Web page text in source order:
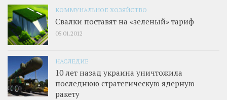
КОММУНАЛЬНОЕ ХОЗЯЙСТВО
Свалки поставят на «зеленый» тариф
05.01.2012
НАСЛЕДИЕ
10 лет назад украина уничтожила
последнюю стратегическую ядерную
ракету